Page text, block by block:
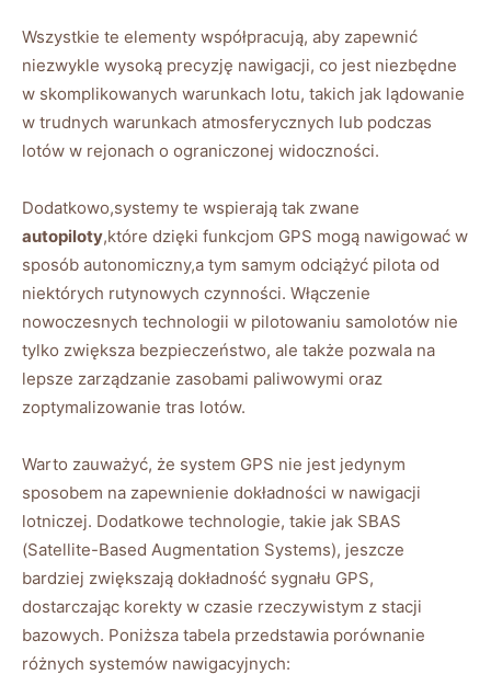
Wszystkie⁤ te ⁢elementy współpracują, aby zapewnić
niezwykle wysoką precyzję nawigacji, co⁢ jest niezbędne
w skomplikowanych warunkach lotu, takich jak ‍lądowanie
w trudnych warunkach atmosferycznych lub podczas
lotów⁢ w rejonach o ‍ograniczonej widoczności.
Dodatkowo,systemy te wspierają tak zwane
autopiloty,które dzięki​ funkcjom GPS mogą​ nawigować w
sposób autonomiczny,a ⁢tym samym odciążyć pilota od
niektórych rutynowych czynności.⁣ Włączenie
nowoczesnych technologii ⁢w pilotowaniu samolotów nie
tylko zwiększa bezpieczeństwo, ale także pozwala na
lepsze zarządzanie zasobami paliwowymi oraz
zoptymalizowanie tras lotów.
Warto zauważyć, ​że system GPS⁤ nie jest ‍jedynym
sposobem na zapewnienie ⁣dokładności ⁤w nawigacji
lotniczej. Dodatkowe technologie, takie jak SBAS
(Satellite-Based‍ Augmentation Systems), jeszcze
bardziej zwiększają dokładność sygnału ⁤GPS,
dostarczając korekty w czasie rzeczywistym z stacji⁢
bazowych. Poniższa⁤ tabela⁤ przedstawia porównanie
różnych systemów ​nawigacyjnych: